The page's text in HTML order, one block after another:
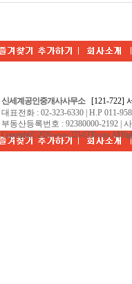
신세계공인중개사사무소[121-722]
대표전화 : 02-323-6330 | H.P 011-
부동산등록번호 : 92380000-2192 |
Copyrightⓒ 2026 www.323-6330.com. All